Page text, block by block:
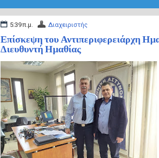
5:39 π.μ. Διαχειριστής
Επίσκεψη του Αντιπεριφερειάρχη
Διευθυντή Ημαθίας